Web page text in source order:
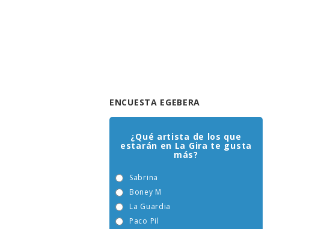
ENCUESTA EGEBERA
¿Qué artista de los que
estarán en La Gira te gusta
más?
Sabrina
Boney M
La Guardia
Paco Pil